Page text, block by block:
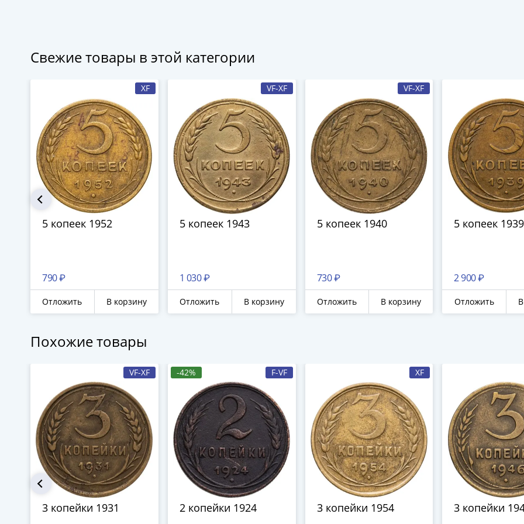
Свежие товары в этой категории
XF
5 копеек 1952
790 ₽
Отложить В корзину
VF-XF
5 копеек 1943
1 030 ₽
Отложить В корзину
VF-XF
5 копеек 1940
730 ₽
Отложить В корзину
5 копеек 1939
2 900 ₽
Отложить
Похожие товары
VF-XF
3 копейки 1931
-42% F-VF
2 копейки 1924
XF
3 копейки 1954 3 копейки